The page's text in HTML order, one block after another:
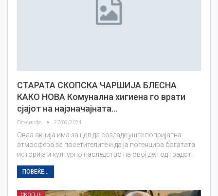
СТАРАТА СКОПСКА ЧАРШИЈА БЛЕСНА
КАКО НОВА Комунална хигиена го врати
сјајот на најзначајната…
Плусинфо 27/09/2024
Оваа акција има за цел да создаде уште попријатна
атмосфера за посетителите и да ја потенцира богатата
историја и културно наследство на овој дел од градот.
ПОВЕЌЕ...
СКОПЈЕ